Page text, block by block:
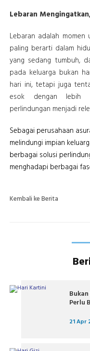
Lebaran
Lebaran adalah
paling berarti dalam
yang sedang tumbuh,
pada keluarga bukan
hari ini, tetapi juga
esok dengan lebih
perlindungan menjadi
Sebagai perusahaan
melindungi impian
berbagai solusi
menghadapi berbagai
Kembali ke Berita
Perlu
21 Apr